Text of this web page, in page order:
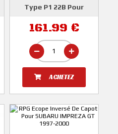
Type P1 22B Pour
1996-2000
HT AUTOS
161.99 €
ACHETEZ